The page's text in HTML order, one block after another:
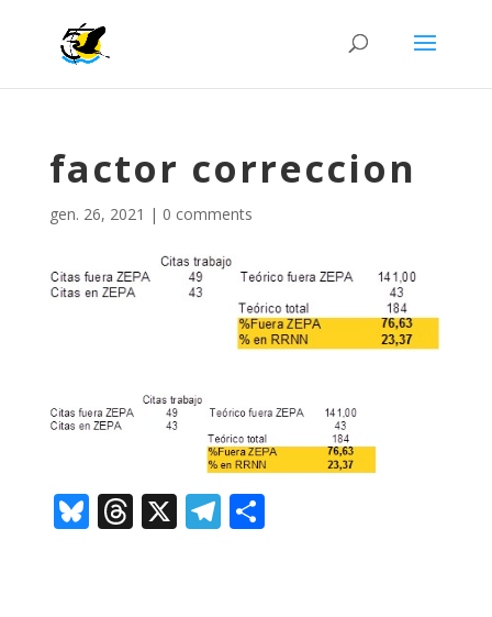
factor correccion
gen. 26, 2021 | 0 comments
Bl
u
T
h
X T
el
C